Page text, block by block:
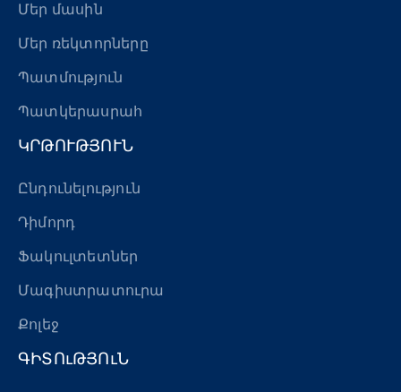
Մեր մասին
Մեր ռեկտորները
Պատմություն
Պատկերասրահ
ԿՐԹՈՒԹՅՈՒՆ
Ընդունելություն
Դիմորդ
Ֆակուլտետներ
Մագիստրատուրա
Քոլեջ
ԳԻՏՈւԹՅՈւՆ